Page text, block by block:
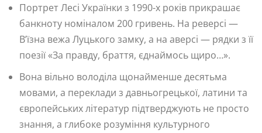
Портрет Лесі Українки з 1990-х років прикрашає
банкноту номіналом 200 гривень. На реверсі —
В’їзна вежа Луцького замку, а на аверсі — рядки з її
поезії «За правду, браття, єднаймось щиро…».
Вона вільно володіла щонайменше десятьма
мовами, а переклади з давньогрецької, латини та
європейських літератур підтверджують не просто
знання, а глибоке розуміння культурного